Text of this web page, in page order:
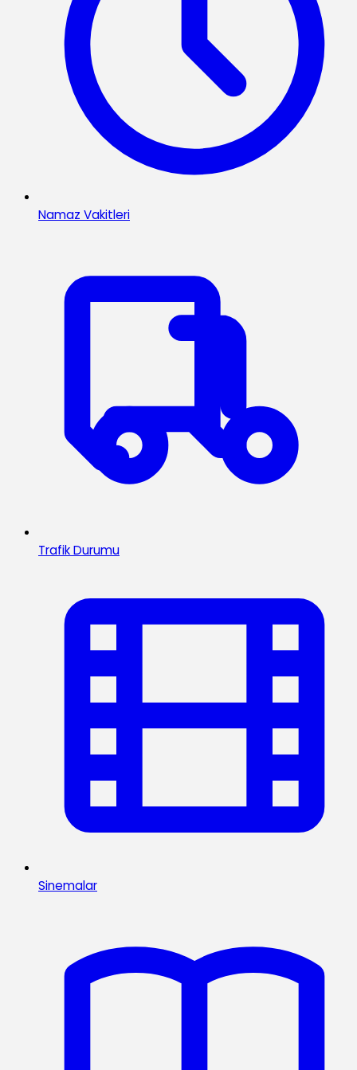
Namaz Vakitleri
Trafik Durumu
Sinemalar